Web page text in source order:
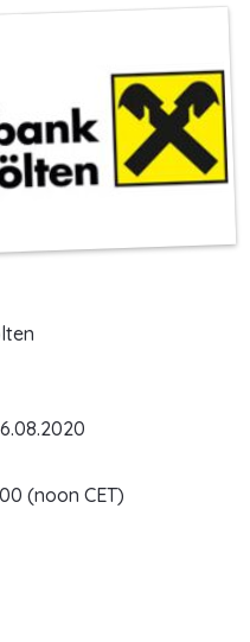
(noon CET)